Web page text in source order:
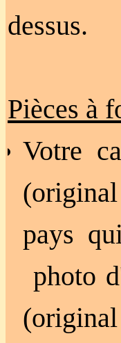
dessus.
Pièces à
Votre
pays
photo